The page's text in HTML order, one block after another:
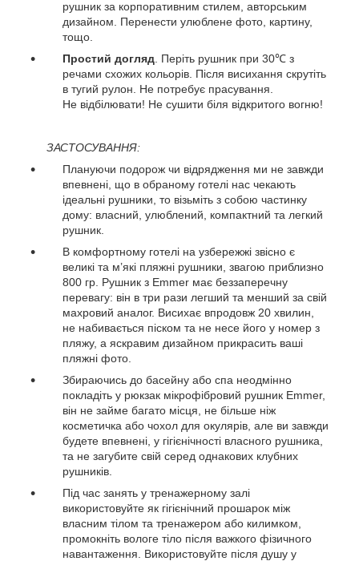
рушник за корпоративним стилем, авторським
дизайном. Перенести улюблене фото, картину,
тощо.
Простий догляд . Періть рушник при 30℃ з
речами схожих кольорів. Після висихання скрутіть
в тугий рулон. Не потребує прасування.
Не відбілювати! Не сушити біля відкритого вогню!
ЗАСТОСУВАННЯ:
Плануючи подорож чи відрядження ми не завжди
впевнені, що в обраному готелі нас чекають
ідеальні рушники, то візьміть з собою частинку
дому: власний, улюблений, компактний та легкий
рушник.
В комфортному готелі на узбережжі звісно є
великі та м’які пляжні рушники, звагою приблизно
800 гр. Рушник з Emmer має беззаперечну
перевагу: він в три рази легший та менший за свій
махровий аналог. Висихає впродовж 20 хвилин,
не набивається піском та не несе його у номер з
пляжу, а яскравим дизайном прикрасить ваші
пляжні фото.
Збираючись до басейну або спа неодмінно
покладіть у рюкзак мікрофібровий рушник Emmer,
він не займе багато місця, не більше ніж
косметичка або чохол для окулярів, але ви завжди
будете впевнені, у гігієнічності власного рушника,
та не загубите свій серед однакових клубних
рушників.
Під час занять у тренажерному залі
використовуйте як гігієнічний прошарок між
власним тілом та тренажером або килимком,
промокніть вологе тіло після важкого фізичного
навантаження. Використовуйте після душу у